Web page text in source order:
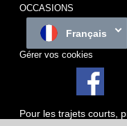
OCCASIONS
Français
Gérer vos cookies
Pour les trajets courts,